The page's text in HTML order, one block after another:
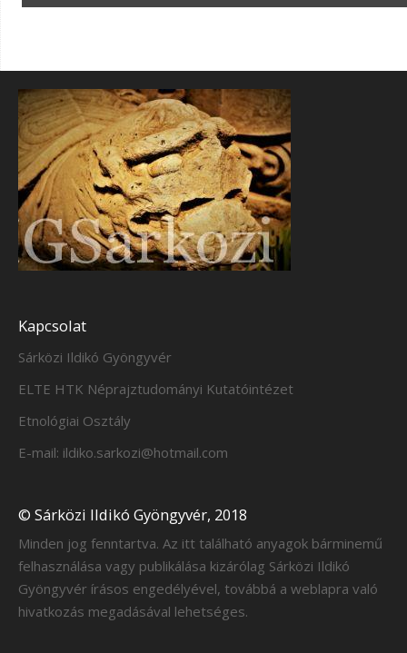
Kapcsolat
Sárközi Ildikó Gyöngyvér
ELTE HTK Néprajztudományi Kutatóintézet
Etnológiai Osztály
E-mail: ildiko.sarkozi@hotmail.com
© Sárközi Ildikó Gyöngyvér, 2018
Minden jog fenntartva. Az itt található anyagok bárminemű
felhasználása vagy publikálása kizárólag Sárközi Ildikó
Gyöngyvér írásos engedélyével, továbbá a weblapra való
hivatkozás megadásával lehetséges.